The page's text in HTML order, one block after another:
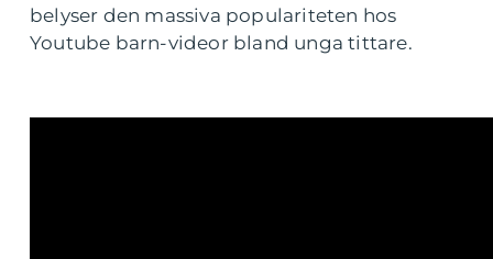
belyser den massiva populariteten hos
Youtube barn-videor bland unga tittare.